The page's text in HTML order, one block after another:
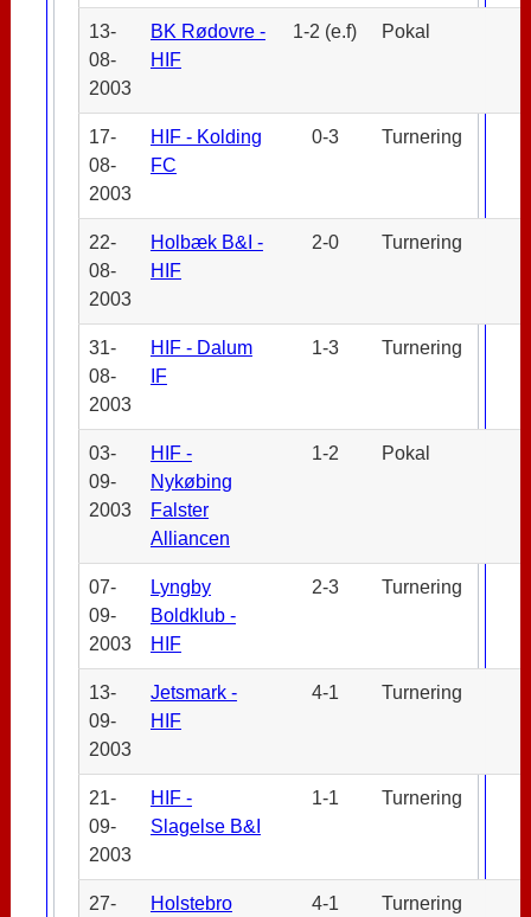
13-
08-
2003
BK Rødovre -
HIF
1-2 (e.f) Pokal
17-
08-
2003
HIF - Kolding
FC
0-3 Turnering
22-
08-
2003
Holbæk B&I -
HIF
2-0 Turnering
31-
08-
2003
HIF - Dalum
IF
1-3 Turnering
03-
09-
2003
HIF -
Nykøbing
Falster
Alliancen
1-2 Pokal
07-
09-
2003
Lyngby
Boldklub -
HIF
2-3 Turnering
13-
09-
2003
Jetsmark -
HIF
4-1 Turnering
21-
09-
2003
HIF -
Slagelse B&I
1-1 Turnering
27-
Holstebro
4-1 Turnering